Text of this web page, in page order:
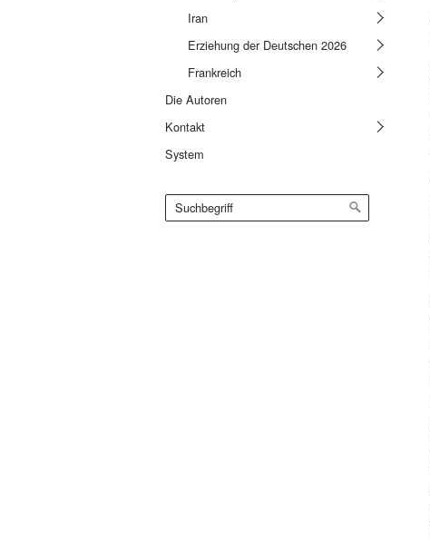
Iran
Erziehung der Deutschen 2026
Frankreich
Die Autoren
Kontakt
System